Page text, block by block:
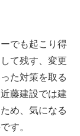
でも起こり得
て残す、変更
た対策を取る
藤建設では建
め、気になる
す。